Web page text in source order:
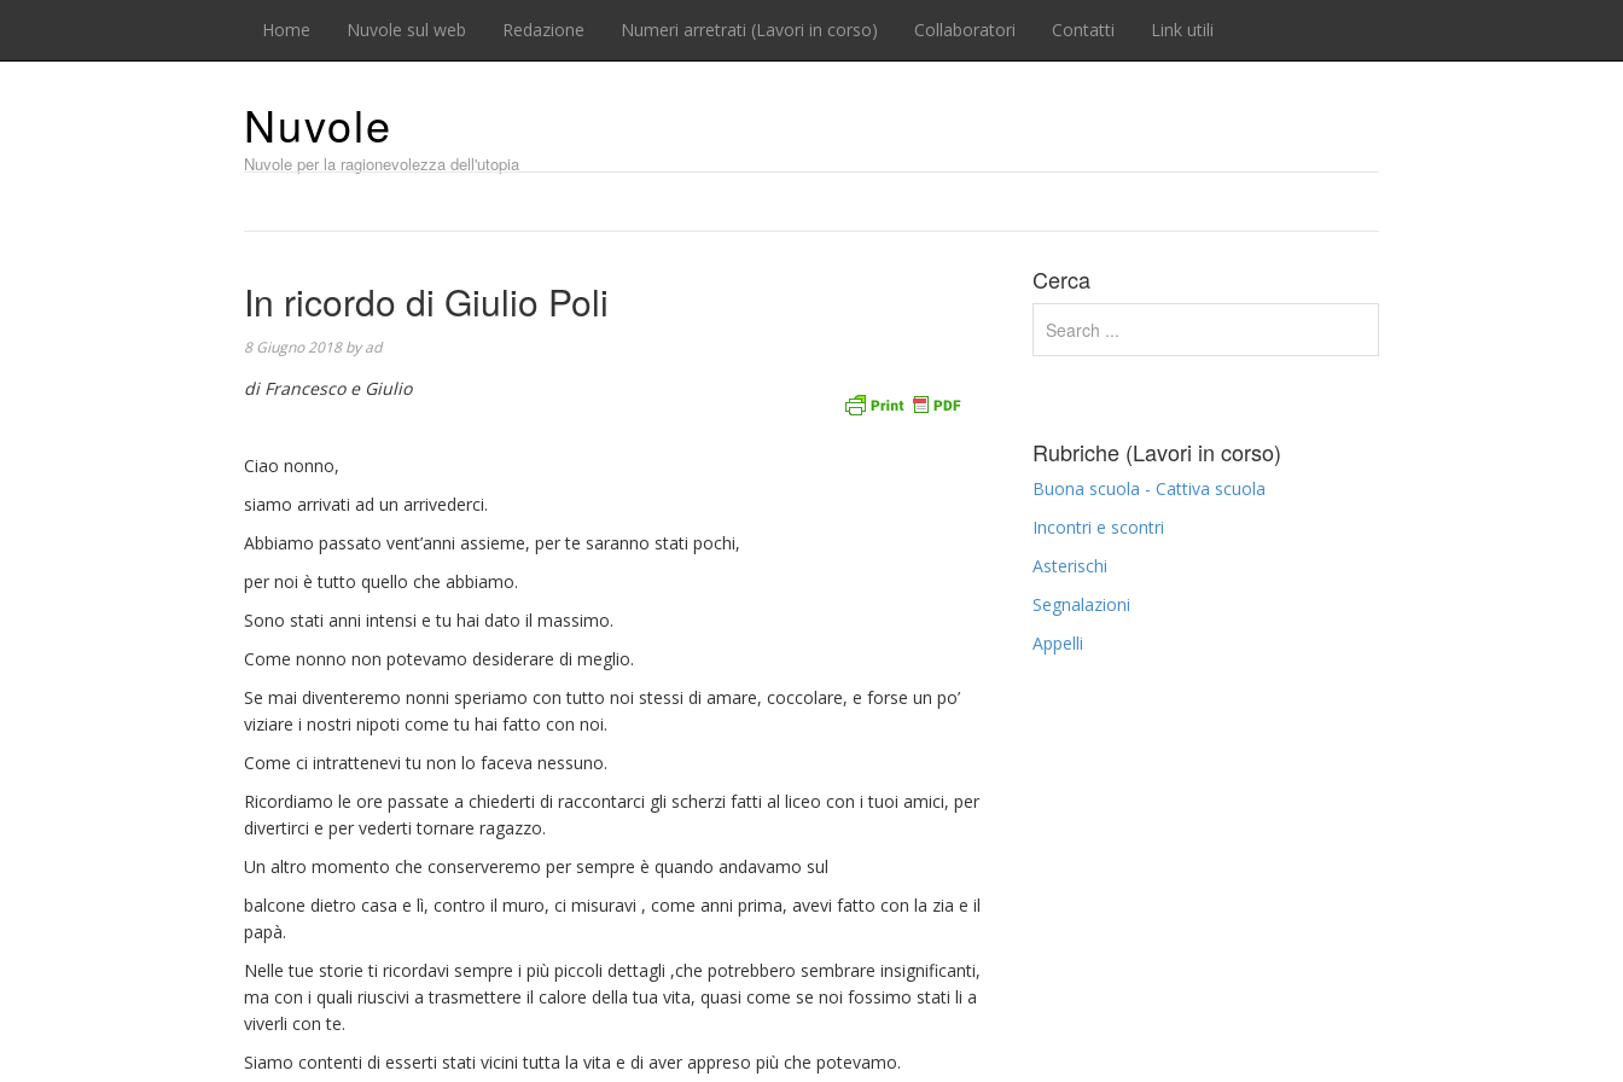
Home Nuvole sul web Redazione Numeri arretrati (Lavori in corso) Collaboratori Contatti Link utili
Nuvole
Nuvole per la ragionevolezza dell'utopia
In ricordo di Giulio Poli
8 Giugno 2018 byad
di Francesco e Giulio
Ciao nonno,
siamo arrivati ad un arrivederci.
Abbiamo passato vent’anni assieme, per te saranno stati pochi,
per noi è tutto quello che abbiamo.
Sono stati anni intensi e tu hai dato il massimo.
Come nonno non potevamo desiderare di meglio.
Se mai diventeremo nonni speriamo con tutto noi stessi di amare, coccolare, e forse un po’
viziare i nostri nipoti come tu hai fatto con noi.
Come ci intrattenevi tu non lo faceva nessuno.
Ricordiamo le ore passate a chiederti di raccontarci gli scherzi fatti al liceo con i tuoi amici, per
divertirci e per vederti tornare ragazzo.
Un altro momento che conserveremo per sempre è quando andavamo sul
balcone dietro casa e lì, contro il muro, ci misuravi , come anni prima, avevi fatto con la zia e il
papà.
Nelle tue storie ti ricordavi sempre i più piccoli dettagli ,che potrebbero sembrare insignificanti,
ma con i quali riuscivi a trasmettere il calore della tua vita, quasi come se noi fossimo stati li a
viverli con te.
Siamo contenti di esserti stati vicini tutta la vita e di aver appreso più che potevamo.
Cerca
Rubriche (Lavori in corso)
Buona scuola - Cattiva scuola
Incontri e scontri
Asterischi
Segnalazioni
Appelli